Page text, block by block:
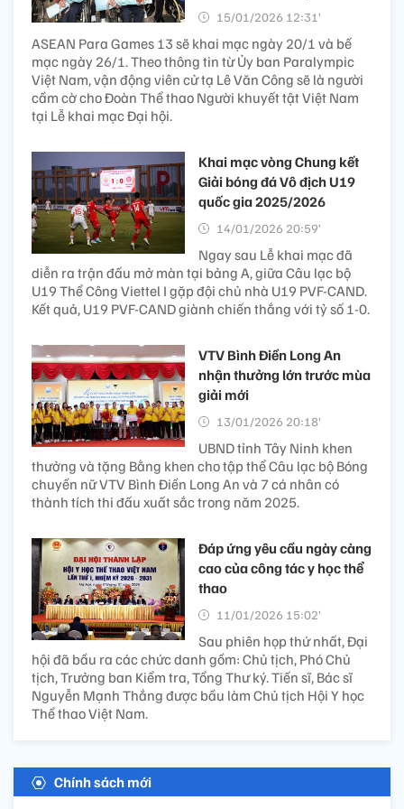
15/01/2026 12:31’
ASEAN Para Games 13 sẽ khai mạc ngày 20/1 và bế
mạc ngày 26/1. Theo thông tin từ Ủy ban Paralympic
Việt Nam, vận động viên cử tạ Lê Văn Công sẽ là người
cầm cờ cho Đoàn Thể thao Người khuyết tật Việt Nam
tại Lễ khai mạc Đại hội.
Khai mạc vòng Chung kết
Giải bóng đá Vô địch U19
quốc gia 2025/2026
14/01/2026 20:59’
Ngay sau Lễ khai mạc đã
diễn ra trận đấu mở màn tại bảng A, giữa Câu lạc bộ
U19 Thể Công Viettel I gặp đội chủ nhà U19 PVF-CAND.
Kết quả, U19 PVF-CAND giành chiến thắng với tỷ số 1-0.
VTV Bình Điền Long An
nhận thưởng lớn trước mùa
giải mới
13/01/2026 20:18’
UBND tỉnh Tây Ninh khen
thưởng và tặng Bằng khen cho tập thể Câu lạc bộ Bóng
chuyền nữ VTV Bình Điền Long An và 7 cá nhân có
thành tích thi đấu xuất sắc trong năm 2025.
Đáp ứng yêu cầu ngày càng
cao của công tác y học thể
thao
11/01/2026 15:02’
Sau phiên họp thứ nhất, Đại
hội đã bầu ra các chức danh gồm: Chủ tịch, Phó Chủ
tịch, Trưởng ban Kiểm tra, Tổng Thư ký. Tiến sĩ, Bác sĩ
Nguyễn Mạnh Thắng được bầu làm Chủ tịch Hội Y học
Thể thao Việt Nam.
Chính sách mới